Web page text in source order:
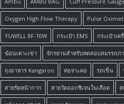
Oxygen High Flow Therapy Pulse
YUWELL 8F-10W กระเป๋า EMS กระเป๋าเ
ฆ้อนเคาะเข่า จักรยานสำหรับทดสอบสมรรถภ
ถุงอาหาร Kangaroo ท่อจาะคอ รถเข็น
สายรัดหน้ากาก สายวัดออกซิเจนในเลือด